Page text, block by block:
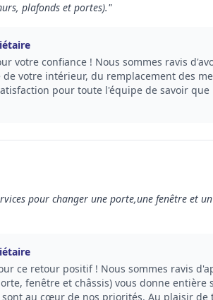
plafonds et portes)."
votre confiance ! Nous sommes ravis
votre intérieur, du remplacement des
pour toute l'équipe de savoir
pour changer une porte,une fenêtre et
ce retour positif ! Nous sommes ravis
fenêtre et châssis) vous donne
au cœur de nos priorités. Au plaisir de